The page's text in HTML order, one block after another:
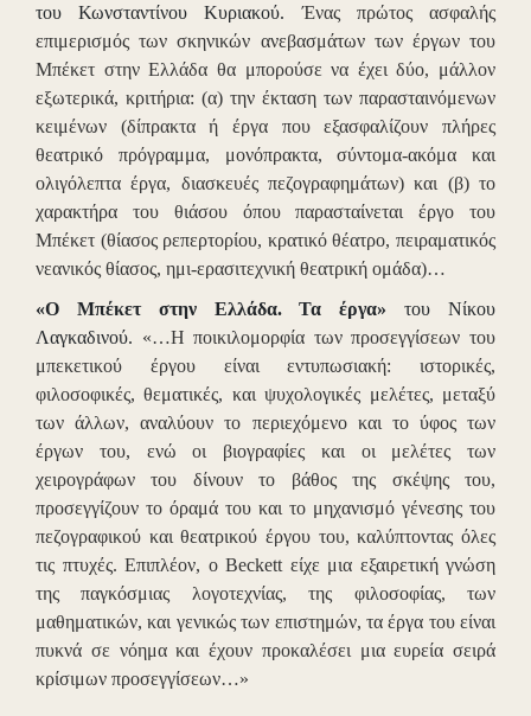
του Κωνσταντίνου Κυριακού.
Ένας πρώτος ασφαλής
επιμερισμός των σκηνικών ανεβασμάτων των έργων του
Μπέκετ στην Ελλάδα θα μπορούσε να έχει δύο, μάλλον
εξωτερικά, κριτήρια: (α) την έκταση των παρασταινόμενων
κειμένων (δίπρακτα ή έργα που εξασφαλίζουν πλήρες
θεατρικό πρόγραμμα, μονόπρακτα, σύντομα-ακόμα και
ολιγόλεπτα έργα, διασκευές πεζογραφημάτων) και (β) το
χαρακτήρα του θιάσου όπου παρασταίνεται έργο του
Μπέκετ (θίασος ρεπερτορίου, κρατικό θέατρο, πειραματικός
νεανικός θίασος, ημι-ερασιτεχνική θεατρική ομάδα)…
«Ο Μπέκετ στην Ελλάδα. Τα έργα» του Νίκου
Λαγκαδινού. «…Η ποικιλομορφία των προσεγγίσεων του
μπεκετικού έργου είναι εντυπωσιακή: ιστορικές,
φιλοσοφικές, θεματικές, και ψυχολογικές μελέτες, μεταξύ
των άλλων, αναλύουν το περιεχόμενο και το ύφος των
έργων του, ενώ οι βιογραφίες και οι μελέτες των
χειρογράφων του δίνουν το βάθος της σκέψης του,
προσεγγίζουν το όραμά του και το μηχανισμό γένεσης του
πεζογραφικού και θεατρικού έργου του, καλύπτοντας όλες
τις πτυχές. Επιπλέον, ο Beckett είχε μια εξαιρετική γνώση
της παγκόσμιας λογοτεχνίας, της φιλοσοφίας, των
μαθηματικών, και γενικώς των επιστημών, τα έργα του είναι
πυκνά σε νόημα και έχουν προκαλέσει μια ευρεία σειρά
κρίσιμων προσεγγίσεων…»